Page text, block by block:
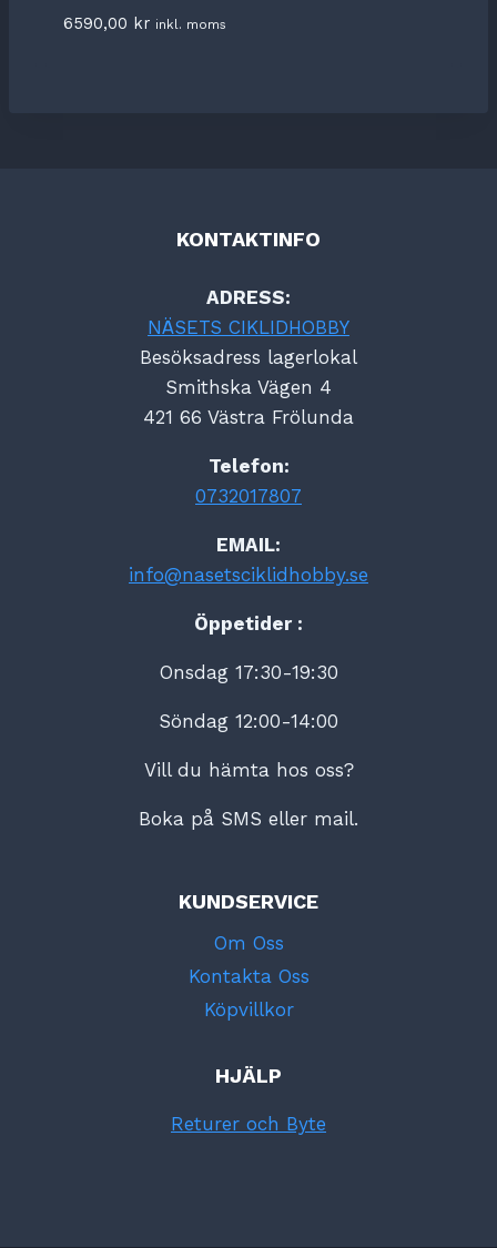
6590,00 kr inkl. moms
KONTAKTINFO
ADRESS:
NÄSETS CIKLIDHOBBY
Besöksadress lagerlokal
Smithska Vägen 4
421 66 Västra Frölunda
Telefon:
0732017807
EMAIL:
info@nasetsciklidhobby.se
Öppetider :
Onsdag 17:30-19:30
Söndag 12:00-14:00
Vill du hämta hos oss?
Boka på SMS eller mail.
KUNDSERVICE
Om Oss
Kontakta Oss
Köpvillkor
HJÄLP
Returer och Byte